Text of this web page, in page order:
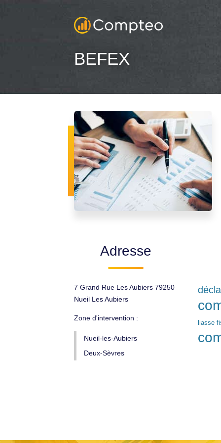
BEFEX
Adresse
7 Grand Rue Les Aubiers 79250
Nueil Les Aubiers
Zone d'intervention :
Nueil-les-Aubiers
Deux-Sèvres
liasse